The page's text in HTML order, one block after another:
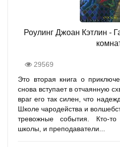
Роулинг Джоан Кэтлин -
29569
Это вторая книга о
снова вступает в отчаянную
враг его так силен, что
Школе чародейства и
тревожные события. Кто-
школы, и преподаватели...